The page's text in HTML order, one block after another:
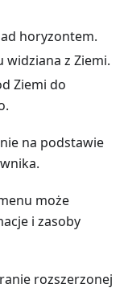
horyzontem.
widziana z Ziemi.
Ziemi do
na podstawie
może
i zasoby
rozszerzonej